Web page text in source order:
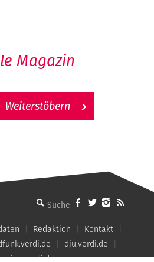
Medien
Magazin
Weiterstöbern
Redaktion
Kontakt
dju.verdi.de